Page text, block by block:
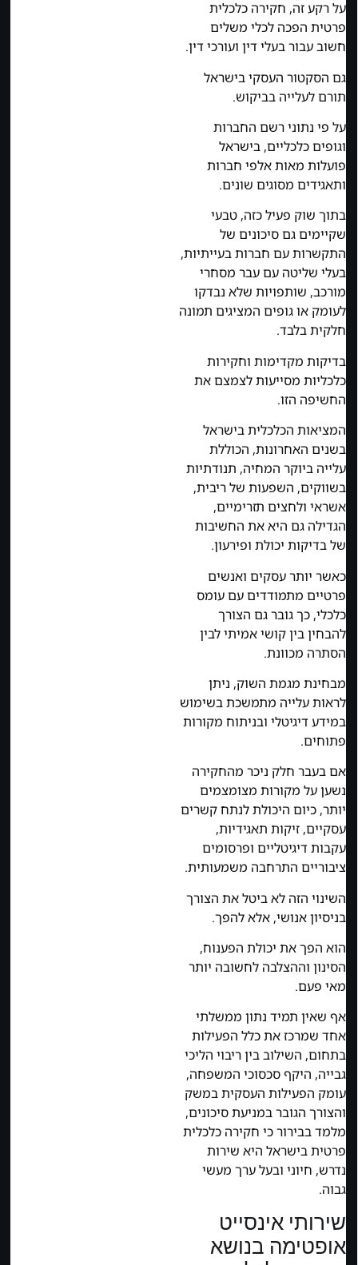
על רקע זה, חקירה כלכלית
פרטית הפכה לכלי משלים
חשוב עבור בעלי דין ועורכי דין.
גם הסקטור העסקי בישראל
תורם לעלייה בביקוש.
על פי נתוני רשם החברות
וגופים כלכליים, בישראל
פועלות מאות אלפי חברות
ותאגידים מסוגים שונים.
בתוך שוק פעיל כזה, טבעי
שקיימים גם סיכונים של
התקשרות עם חברות בעייתיות,
בעלי שליטה עם עבר מסחרי
מורכב, שותפויות שלא נבדקו
לעומק או גופים המציגים תמונה
חלקית בלבד.
בדיקות מקדימות וחקירות
כלכליות מסייעות לצמצם את
החשיפה הזו.
המציאות הכלכלית בישראל
בשנים האחרונות, הכוללת
עלייה ביוקר המחיה, תנודתיות
בשווקים, השפעות של ריבית,
אשראי ולחצים תזרימיים,
הגדילה גם היא את החשיבות
של בדיקות יכולת ופירעון.
כאשר יותר עסקים ואנשים
פרטיים מתמודדים עם עומס
כלכלי, כך גובר גם הצורך
להבחין בין קושי אמיתי לבין
הסתרה מכוונת.
מבחינת מגמת השוק, ניתן
לראות עלייה מתמשכת בשימוש
במידע דיגיטלי ובניתוח מקורות
פתוחים.
אם בעבר חלק ניכר מהחקירה
נשען על מקורות מצומצמים
יותר, כיום היכולת לנתח קשרים
עסקיים, זיקות תאגידיות,
עקבות דיגיטליים ופרסומים
ציבוריים התרחבה משמעותית.
השינוי הזה לא ביטל את הצורך
בניסיון אנושי, אלא להפך.
הוא הפך את יכולת הפענוח,
הסינון וההצלבה לחשובה יותר
מאי פעם.
אף שאין תמיד נתון ממשלתי
אחד שמרכז את כלל הפעילות
בתחום, השילוב בין ריבוי הליכי
גבייה, היקף סכסוכי המשפחה,
עומק הפעילות העסקית במשק
והצורך הגובר במניעת סיכונים,
מלמד בבירור כי חקירה כלכלית
פרטית בישראל היא שירות
נדרש, חיוני ובעל ערך מעשי
גבוה.
שירותי אינסייט
אופטימה בנושא